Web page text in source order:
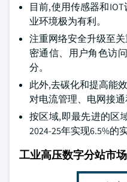
目前,使用传感器和
业环境极为有利。
注重网络安全升级至
密通信、用户角色访
分。
此外,去碳化和提高能
对电流管理、电网接
按区域,即最先进的区
2024-25年实现6.5%
工业高压数字分站市